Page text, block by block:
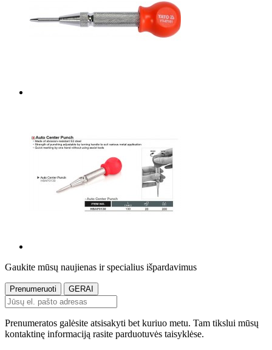
Gaukite mūsų naujienas ir specialius išpardavimus
Prenumeratos galėsite atsisakyti bet kuriuo metu. Tam tikslui mūsų
kontaktinę informaciją rasite parduotuvės taisyklėse.